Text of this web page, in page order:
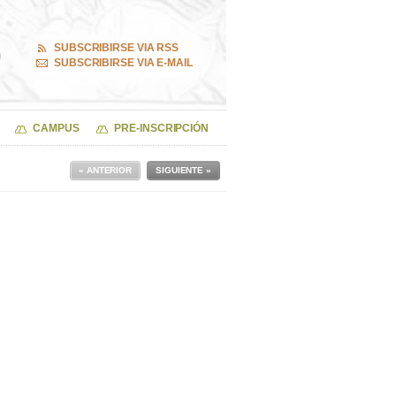
SUBSCRIBIRSE VIA RSS
SUBSCRIBIRSE VIA E-MAIL
CAMPUS PRE-INSCRIPCIÓN
SIGUIENTE »
« ANTERIOR